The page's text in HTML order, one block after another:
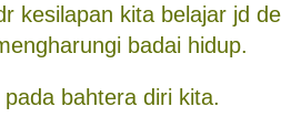
kesilapan kita belajar jd
badai hidup.
bahtera diri kita.